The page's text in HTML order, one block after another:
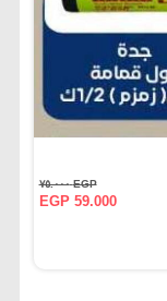
EGP ٧٥.٠٠٠
EGP 59.000